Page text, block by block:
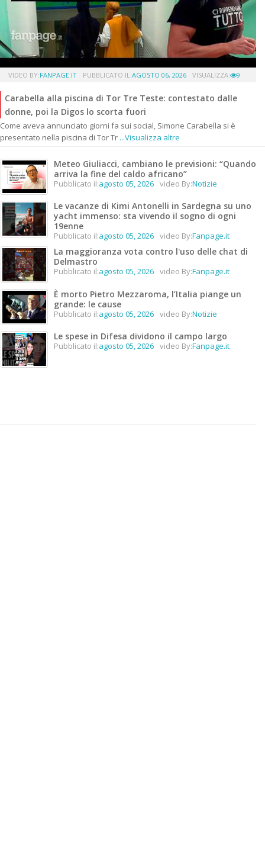
VIDEO BY:FANPAGE.IT PUBBLICATO IL:AGOSTO 06, 2026 VISUALIZZA: 9
Carabella alla piscina di Tor Tre Teste: contestato dalle
donne, poi la Digos lo scorta fuori
Come aveva annunciato giorni fa sui social, Simone Carabella si è
presentato nella piscina di Tor Tr ...Visualizza altre
Meteo Giuliacci, cambiano le previsioni: “Quando
arriva la fine del caldo africano”
Pubblicato il:agosto 05, 2026 video By:Notizie
Le vacanze di Kimi Antonelli in Sardegna su uno
yacht immenso: sta vivendo il sogno di ogni
19enne
Pubblicato il:agosto 05, 2026 video By:Fanpage.it
La maggioranza vota contro l'uso delle chat di
Delmastro
Pubblicato il:agosto 05, 2026 video By:Fanpage.it
È morto Pietro Mezzaroma, l’Italia piange un
grande: le cause
Pubblicato il:agosto 05, 2026 video By:Notizie
Le spese in Difesa dividono il campo largo
Pubblicato il:agosto 05, 2026 video By:Fanpage.it